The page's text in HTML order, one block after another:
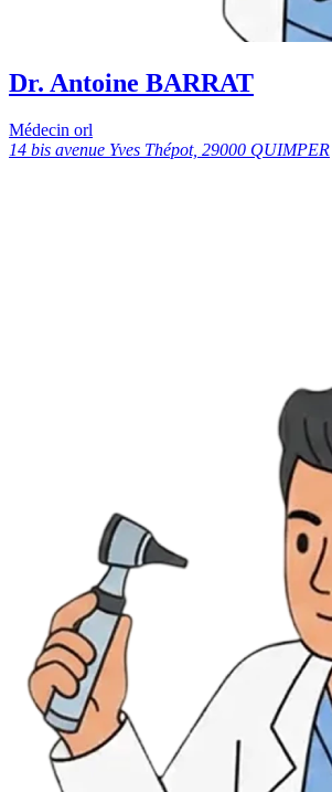
Dr. Antoine BARRAT
Médecin orl
14 bis avenue Yves Thépot, 29000 QUIMPER